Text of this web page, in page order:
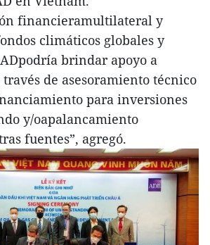
financieramultilateral y
climáticos globales y
brindar apoyo a
de asesoramiento técnico
para inversiones
y/oapalancamiento
fuentes”, agregó.